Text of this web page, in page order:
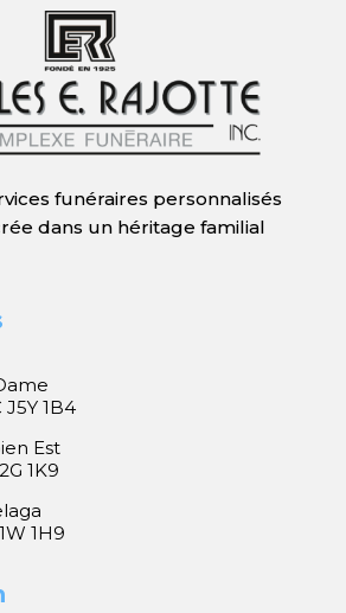
funéraires personnalisés
dans un héritage familial
J5Y 1B4
Est
1K9
1H9